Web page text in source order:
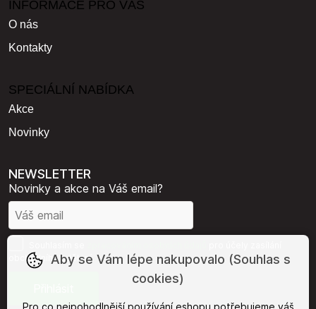
INFORMACE PRO VÁS
O nás
Kontakty
SPECIÁLNÍ NABÍDKA
Akce
Novinky
NEWSLETTER
Novinky a akce na Váš email?
obchodního sdělení.
Aby se Vám lépe nakupovalo (Souhlas s
cookies)
Pro co nejpohodlnější používání eshopu potřebujeme váš